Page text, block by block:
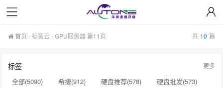
首页 -标签云- GPU服务器 第11页 共 10 篇
标签
全部(5090) 希捷(912) 硬盘推荐(578)
硬盘批发(573)
更多